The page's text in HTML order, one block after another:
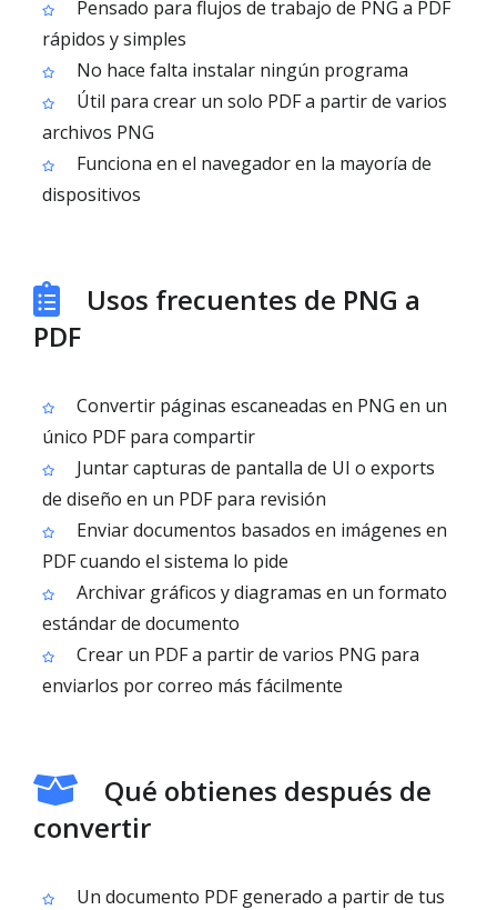
Pensado para flujos de trabajo de PNG a PDF
rápidos y simples
No hace falta instalar ningún programa
Útil para crear un solo PDF a partir de varios
archivos PNG
Funciona en el navegador en la mayoría de
dispositivos
Usos frecuentes de PNG a
PDF
Convertir páginas escaneadas en PNG en un
único PDF para compartir
Juntar capturas de pantalla de UI o exports
de diseño en un PDF para revisión
Enviar documentos basados en imágenes en
PDF cuando el sistema lo pide
Archivar gráficos y diagramas en un formato
estándar de documento
Crear un PDF a partir de varios PNG para
enviarlos por correo más fácilmente
Qué obtienes después de
convertir
Un documento PDF generado a partir de tus